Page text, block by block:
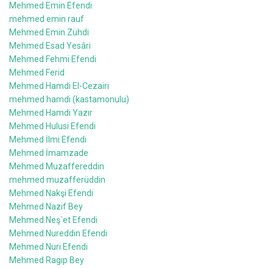
Mehmed Emin Efendi
mehmed emin rauf
Mehmed Emin Zühdi
Mehmed Esad Yesâri
Mehmed Fehmi Efendi
Mehmed Ferid
Mehmed Hamdi El-Cezairi
mehmed hamdi (kastamonulu)
Mehmed Hamdi Yazır
Mehmed Hulusi Efendi
Mehmed İlmi Efendi
Mehmed İmamzade
Mehmed Muzaffereddin
mehmed muzafferüddin
Mehmed Nakşi Efendi
Mehmed Nazif Bey
Mehmed Neş`et Efendi
Mehmed Nureddin Efendi
Mehmed Nuri Efendi
Mehmed Ragıp Bey